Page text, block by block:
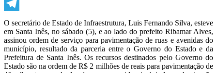
WhatsApp
Telegram
O secretário de Estado de Infraestrutura, Luis Fernando Silva, esteve
em Santa Inês, no sábado (5), e ao lado do prefeito Ribamar Alves,
assinou ordem de serviço para pavimentação de ruas e avenidas do
município, resultado da parceria entre o Governo do Estado e da
Prefeitura de Santa Inês. Os recursos destinados pelo Governo do
Estado são na ordem de R$ 2 milhões de reais para pavimentação de